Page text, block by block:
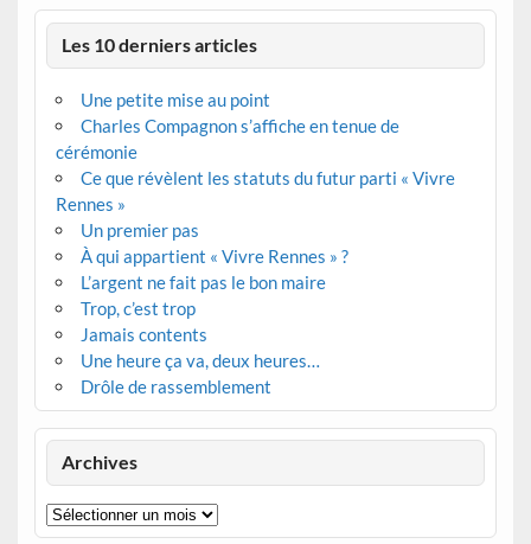
Les 10 derniers articles
Une petite mise au point
Charles Compagnon s’affiche en tenue de
cérémonie
Ce que révèlent les statuts du futur parti « Vivre
Rennes »
Un premier pas
À qui appartient « Vivre Rennes » ?
L’argent ne fait pas le bon maire
Trop, c’est trop
Jamais contents
Une heure ça va, deux heures…
Drôle de rassemblement
Archives
Archives